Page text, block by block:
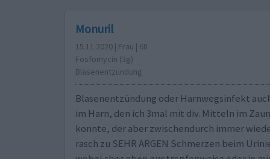
Monuril
15.11.2020 | Frau | 68
Fosfomycin (3g)
Blasenentzündung
Blasenentzündung oder Harnwegsinfekt
im Harn, den ich 3mal mit div. Mitteln im
konnte, der aber zwischendurch immer
rasch zu SEHR ARGEN Schmerzen beim